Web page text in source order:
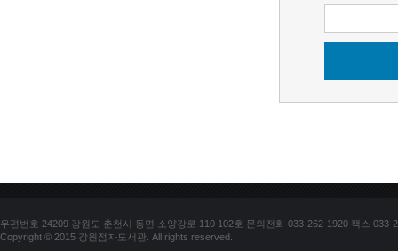
우편번호 24209 강원도 춘천시 동면 소양강로 110 102호 문의전화 033-262-1920 팩스 033-
Copyright © 2015 강원점자도서관. All rights reserved.